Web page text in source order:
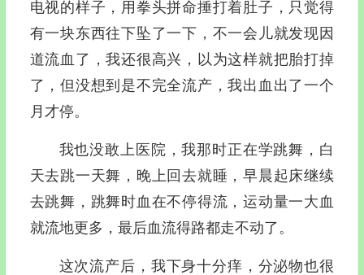
电视的样子，用拳头拼命捶打着肚子，只觉得
有一块东西往下坠了一下，不一会儿就发现因
道流血了，我还很高兴，以为这样就把胎打掉
了，但没想到是不完全流产，我出血出了一个
月才停。
我也没敢上医院，我那时正在学跳舞，白
天去跳一天舞，晚上回去就睡，早晨起床继续
去跳舞，跳舞时血在不停得流，运动量一大血
就流地更多，最后血流得路都走不动了。
这次流产后，我下身十分痒，分泌物也很